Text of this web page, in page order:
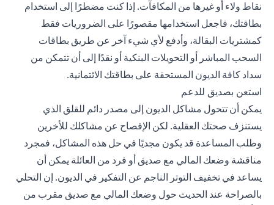
نقاط ولاء أو غيرها من المكافآت. إذا كنت مضطرًا إلى استخدام
بطاقتك، فاجعل استخدامها مقصورًا على الضروريات فقط
كمشتريات البقالة، وأدفع لأي شيء آخر عن طريق بطاقات
السحب المباشر أو التحويلات البنكية أو نقدًا إلى أن تتمكن من
سداد كافة الديون المستحقة على بطاقتك الائتمانية.
استعن بصديق للدعم
يمكن أن تتحول مشاكل الديون إلى مصدر دائم للقلق الذي
يستنزف صحتك العقلية. لكن الإفصاح عن مشاكلك للأخرين
وطلب المساعدة قد يكون مجديًا في حل هذه المشاكل، فمجرد
مناقشة وضعك المالي مع صديق أو فرد من العائلة يمكن أن
يساعد في تخفيف التوتر الناجم عن التفكير في الديون. إن التحلي
بالصراحة عند الحديث حول وضعك المالي مع صديق مقرب من